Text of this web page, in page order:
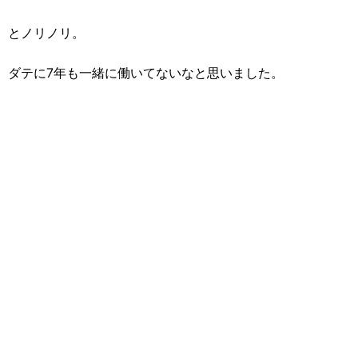
とノリノリ。
ダテに7年も一緒に働いてないなと思いました。